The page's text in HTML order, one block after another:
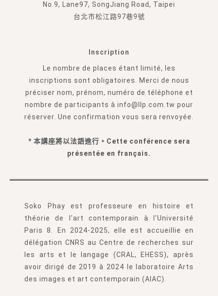
No.9, Lane97, SongJiang Road, Taipei
台北市松江路97巷9號
Inscription
Le nombre de places étant limité, les
inscriptions sont obligatoires. Merci de nous
préciser nom, prénom, numéro de téléphone et
nombre de participants à info@llp.com.tw pour
réserver. Une confirmation vous sera renvoyée.
* 本講座將以法語進行。Cette conférence sera
présentée en français.
Soko Phay est professeure en histoire et
théorie de l'art contemporain à l'Université
Paris 8. En 2024-2025, elle est accueillie en
délégation CNRS au Centre de recherches sur
les arts et le langage (CRAL, EHESS), après
avoir dirigé de 2019 à 2024 le laboratoire Arts
des images et art contemporain (AIAC).